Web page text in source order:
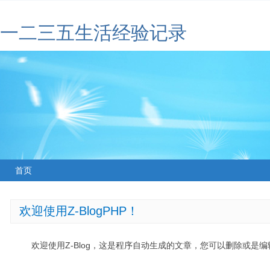
一二三五生活经验记录
首页
欢迎使用Z-BlogPHP！
欢迎使用Z-Blog，这是程序自动生成的文章，您可以删除或是编